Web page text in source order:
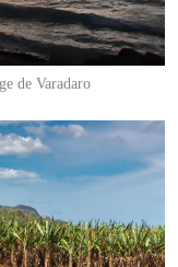
de Varadaro